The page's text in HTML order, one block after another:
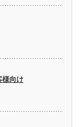
様向け